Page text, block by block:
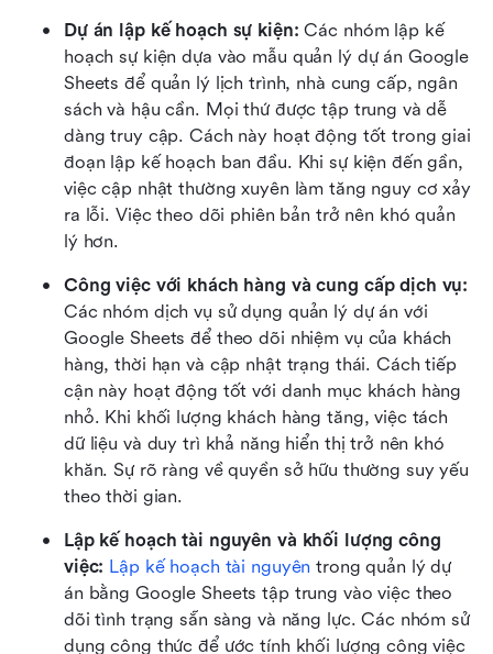
Dự án lập kế hoạch sự kiện: Các nhóm lập kế
hoạch sự kiện dựa vào mẫu quản lý dự án Google
Sheets để quản lý lịch trình, nhà cung cấp, ngân
sách và hậu cần. Mọi thứ được tập trung và dễ
dàng truy cập. Cách này hoạt động tốt trong giai
đoạn lập kế hoạch ban đầu. Khi sự kiện đến gần,
việc cập nhật thường xuyên làm tăng nguy cơ xảy
ra lỗi. Việc theo dõi phiên bản trở nên khó quản
lý hơn.
Công việc với khách hàng và cung cấp dịch vụ:
Các nhóm dịch vụ sử dụng quản lý dự án với
Google Sheets để theo dõi nhiệm vụ của khách
hàng, thời hạn và cập nhật trạng thái. Cách tiếp
cận này hoạt động tốt với danh mục khách hàng
nhỏ. Khi khối lượng khách hàng tăng, việc tách
dữ liệu và duy trì khả năng hiển thị trở nên khó
khăn. Sự rõ ràng về quyền sở hữu thường suy yếu
theo thời gian.
Lập kế hoạch tài nguyên và khối lượng công
việc: Lập kế hoạch tài nguyên trong quản lý dự
án bằng Google Sheets tập trung vào việc theo
dõi tình trạng sẵn sàng và năng lực. Các nhóm sử
dụng công thức để ước tính khối lượng công việc